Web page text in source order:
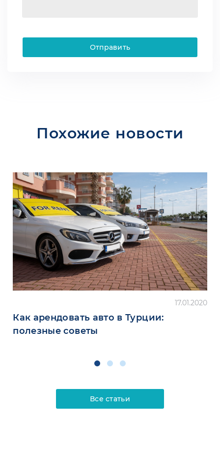
Отправить
Похожие новости
17.01.2020
Как арендовать авто в Турции:
полезные советы
Все статьи